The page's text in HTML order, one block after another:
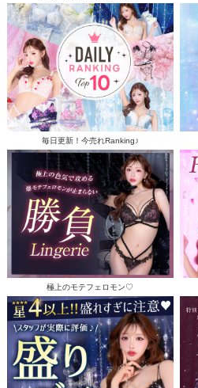
毎日更新！今売れRanking♪
極上のモテフェロモン♡